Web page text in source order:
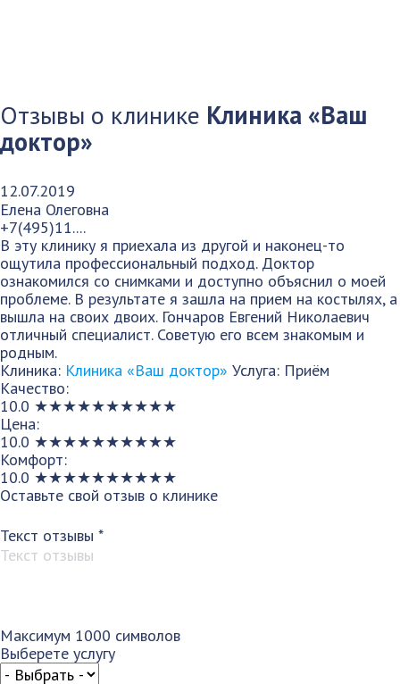
Отзывы о клинике Клиника «Ваш
доктор»
12.07.2019
Елена Олеговна
+7(495)11....
В эту клинику я приехала из другой и наконец-то
ощутила профессиональный подход. Доктор
ознакомился со снимками и доступно объяснил о моей
проблеме. В результате я зашла на прием на костылях, а
вышла на своих двоих. Гончаров Евгений Николаевич
отличный специалист. Советую его всем знакомым и
родным.
Клиника: Клиника «Ваш доктор» Услуга: Приём
Качество:
10.0 ★★★★★★★★★★
Цена:
10.0 ★★★★★★★★★★
Комфорт:
10.0 ★★★★★★★★★★
Оставьте свой отзыв о клинике
Текст отзывы *
Максимум 1000 символов
Выберете услугу